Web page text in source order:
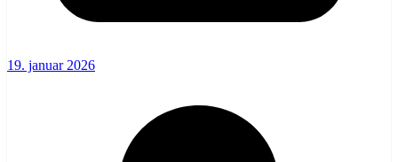
19. januar 2026